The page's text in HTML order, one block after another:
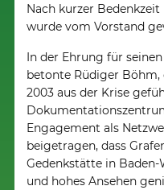
Nach kurzer
wurde vom Vorstand
In der Ehrung für
betonte Rüdiger Böhm,
2003 aus der Krise
Engagement als
beigetragen, dass
Gedenkstätte in
und hohes Ansehen